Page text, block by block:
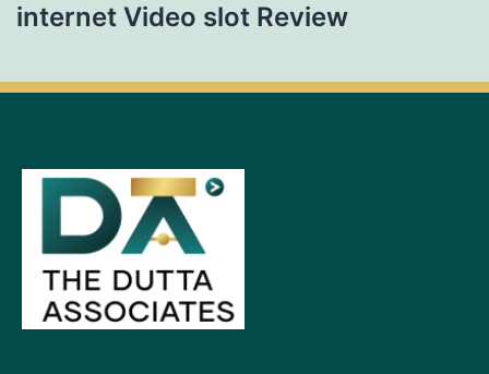
internet Video slot Review